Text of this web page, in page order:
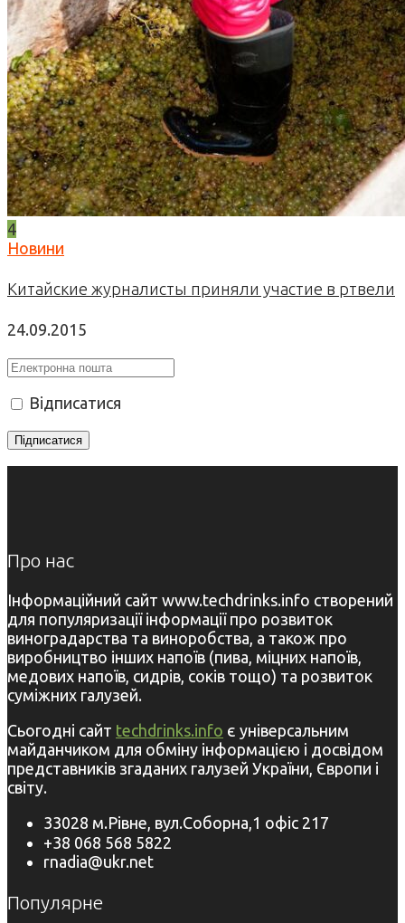
4
Новини
Китайские журналисты приняли участие в ртвели
24.09.2015
Відписатися
Про нас
Інформаційний сайт www.techdrinks.info створений
для популяризації інформації про розвиток
виноградарства та виноробства, а також про
виробництво інших напоїв (пива, міцних напоїв,
медових напоїв, сидрів, соків тощо) та розвиток
суміжних галузей.
Сьогодні сайт techdrinks.info є універсальним
майданчиком для обміну інформацією і досвідом
представників згаданих галузей України, Європи і
світу.
33028 м.Рівне, вул.Соборна,1 офіс 217
+38 068 568 5822
rnadia@ukr.net
Популярне